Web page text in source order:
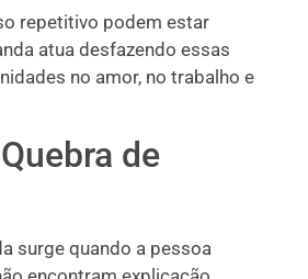
repetitivo podem estar
atua desfazendo essas
no amor, no trabalho e
de
surge quando a pessoa